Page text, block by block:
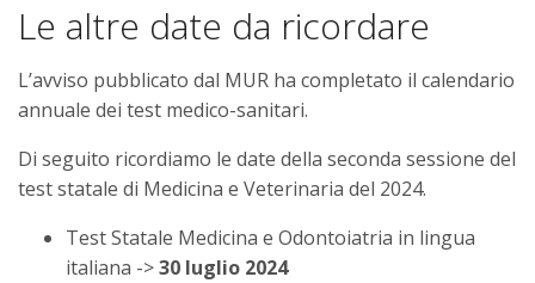
Le altre date da ricordare
L’avviso pubblicato dal MUR ha completato il calendario
annuale dei test medico-sanitari.
Di seguito ricordiamo le date della seconda sessione del
test statale di Medicina e Veterinaria del 2024.
Test Statale Medicina e Odontoiatria in lingua
italiana ->30 luglio 2024